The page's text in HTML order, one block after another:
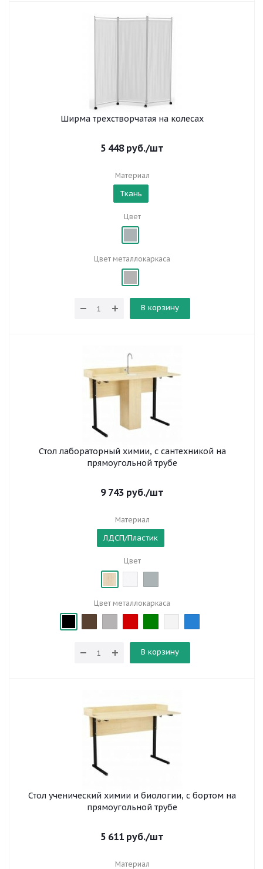
Ширма трехстворчатая на колесах
5 448руб./шт
Материал
Ткань
Цвет
Цвет металлокаркаса
В корзину
Стол лабораторный химии, с сантехникой на
прямоугольной трубе
9 743 руб./шт
Материал
ЛДСП/Пластик
Цвет
Цвет металлокаркаса
В корзину
Стол ученический химии и биологии, с бортом на
прямоугольной трубе
5 611 руб./шт
Материал